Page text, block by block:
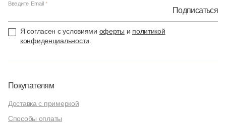
Введите Email
Подписаться
Я согласен с условиями оферты и политикой
конфиденциальности
Покупателям
Доставка с примеркой
Способы оплаты